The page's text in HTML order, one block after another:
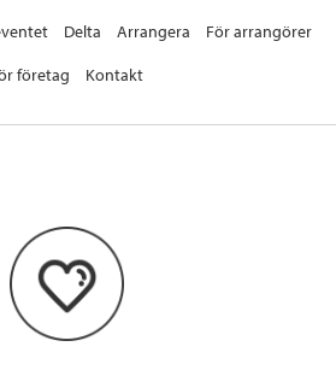
Delta Arrangera
För arrangörer
företag
Kontakt